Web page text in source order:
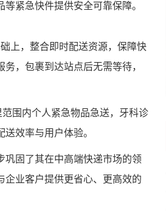
紧急快件提供安全可靠保障。
上，整合即时配送资源，保障快
，包裹到达站点后无需等待，
围内个人紧急物品急送，牙科诊
效率与用户体验。
巩固了其在中高端快递市场的领
企业客户提供更省心、更高效的